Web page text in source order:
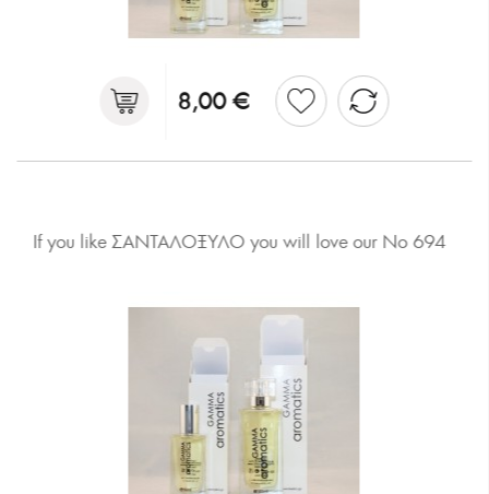
8,00 €
If you like ΣΑΝΤΑΛΟΞΥΛΟ you will love our No 694